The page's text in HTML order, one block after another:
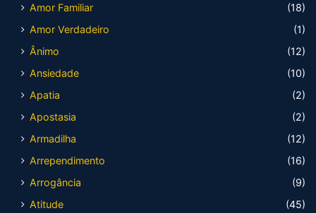
Amor Familiar
(18)
Amor Verdadeiro
(1)
Ânimo
(12)
Ansiedade
(10)
Apatia
(2)
Apostasia
(2)
Armadilha
(12)
Arrependimento
(16)
Arrogância
(9)
Atitude
(45)